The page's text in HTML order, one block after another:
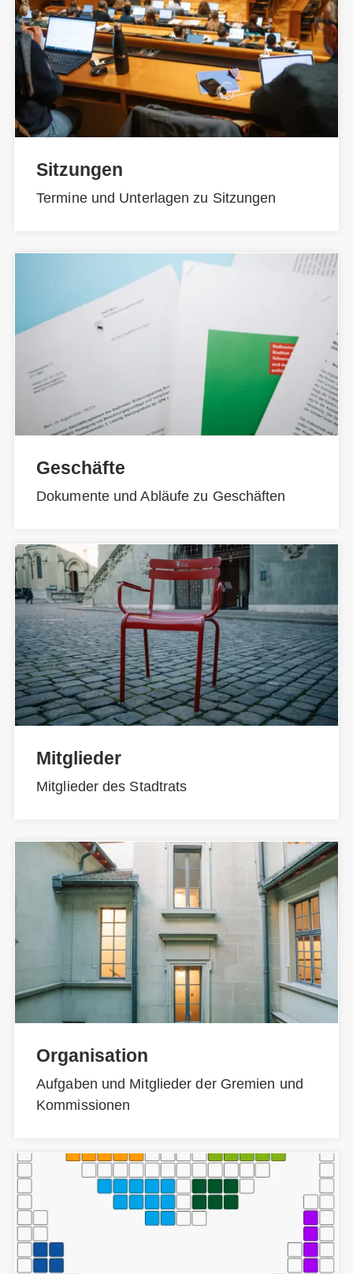
Sitzungen
Termine und Unterlagen zu Sitzungen
Geschäfte
Dokumente und Abläufe zu Geschäften
Mitglieder
Mitglieder des Stadtrats
Organisation
Aufgaben und Mitglieder der Gremien und
Kommissionen